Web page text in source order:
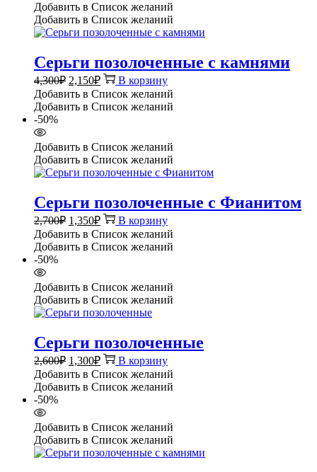
Добавить в Список желаний
Добавить в Список желаний
Серьги позолоченные с камнями
4,300₽ Первоначальная
цена
составляла
2,150₽Текущая
цена:
2,150₽.
В корзину
Добавить в Список желаний
Добавить в Список желаний
-50%
Добавить в Список желаний
Добавить в Список желаний
Серьги позолоченные с Фианитом
2,700₽ Первоначальная
цена
составляла
1,350₽Текущая
цена:
1,350₽.
В корзину
Добавить в Список желаний
Добавить в Список желаний
-50%
Добавить в Список желаний
Добавить в Список желаний
Серьги позолоченные
2,600₽ Первоначальная
цена
составляла
1,300₽Текущая
цена:
1,300₽.
В корзину
Добавить в Список желаний
Добавить в Список желаний
-50%
Добавить в Список желаний
Добавить в Список желаний